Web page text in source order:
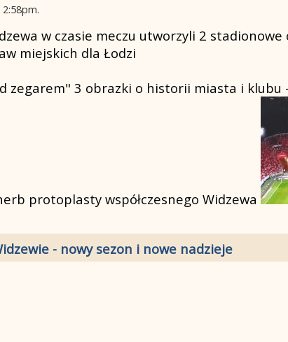
2:58pm.
w czasie meczu utworzyli 2 stadionowe
miejskich dla Łodzi
3 obrazki o historii miasta i klubu -
protoplasty współczesnego Widzewa
- nowy sezon i nowe nadzieje